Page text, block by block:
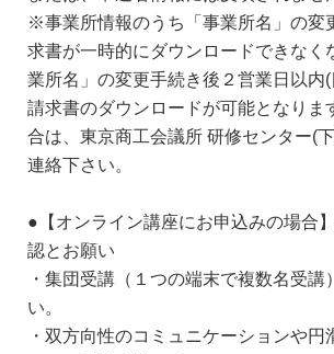
※事業所情報のうち「事業所名」の変
求書が一時的にダウンロードできなく
業所名」の変更手続き後２営業日以内(
請求書のダウンロードが可能となりま
合は、東京商工会議所 研修センター(
連絡下さい。
●【オンライン講座にお申込みの場合
認とお願い
・集団受講（１つの端末で複数名受講
い。
・双方向性のコミュニケーションや円